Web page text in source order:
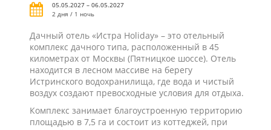
05.05.2027 – 06.05.2027
2 дня / 1 ночь
Дачный отель «Истра Holiday» – это отельный
комплекс дачного типа, расположенный в 45
километрах от Москвы (Пятницкое шоссе). Отель
находится в лесном массиве на берегу
Истринского водохранилища, где вода и чистый
воздух создают превосходные условия для отдыха.
Комплекс занимает благоустроенную территорию
площадью в 7,5 га и состоит из коттеджей, при